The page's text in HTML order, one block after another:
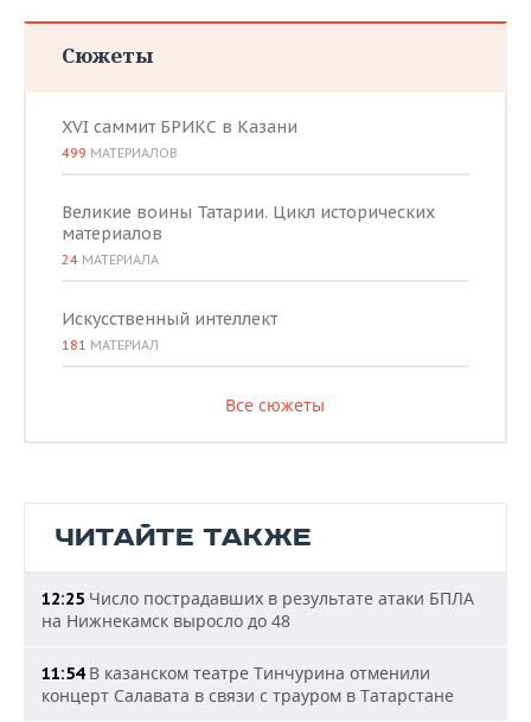
Сюжеты
XVI саммит БРИКС в Казани
499 МАТЕРИАЛОВ
Великие воины Татарии. Цикл исторических
материалов
24 МАТЕРИАЛА
Искусственный интеллект
181 МАТЕРИАЛ
Все сюжеты
ЧИТАЙТЕ ТАКЖЕ
12:25 Число пострадавших в результате атаки БПЛА
на Нижнекамск выросло до 48
11:54В казанском театре Тинчурина отменили
концерт Салавата в связи с трауром в Татарстане